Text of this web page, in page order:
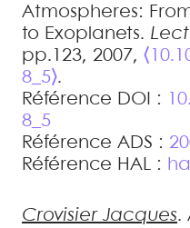
Atmospheres:
to Exoplanets.
pp.123, 2007,
8_5⟩.
Référence DOI :
8_5
Référence ADS :
Référence HAL :
Crovisier Jacques.